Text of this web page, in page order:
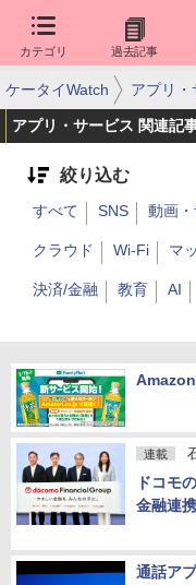
カテゴリ 過去記事
ケータイWatch アプリ・
アプリ・サービス 関連記
絞り込む
すべて SNS 動画
クラウド Wi-Fi マ
決済/金融 教育 AI
連載
ドコモ
金融連
通話ア